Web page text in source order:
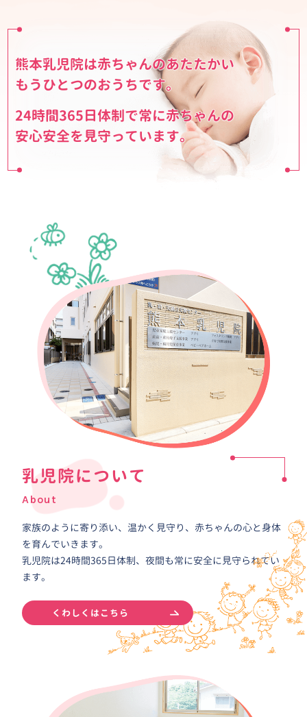
熊本乳児院は赤ちゃんのあたたかい
もうひとつのおうちです。
24時間365日体制で常に赤ちゃんの
安心安全を見守っています。
乳児院について
About
家族のように寄り添い、温かく見守り、赤ちゃんの心と身体
を育んでいきます。
乳児院は24時間365日体制、夜間も常に安全に見守られてい
ます。
くわしくはこちら